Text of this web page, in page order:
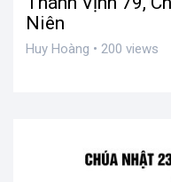
Niên
Huy Hoàng • 200 views